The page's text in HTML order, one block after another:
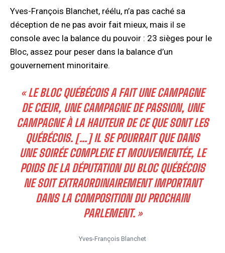
Yves-François Blanchet, réélu, n’a pas caché sa
déception de ne pas avoir fait mieux, mais il se
console avec la balance du pouvoir : 23 sièges pour le
Bloc, assez pour peser dans la balance d’un
gouvernement minoritaire.
« LE BLOC QUÉBÉCOIS A FAIT UNE CAMPAGNE
DE CŒUR, UNE CAMPAGNE DE PASSION, UNE
CAMPAGNE À LA HAUTEUR DE CE QUE SONT LES
QUÉBÉCOIS. […] IL SE POURRAIT QUE DANS
UNE SOIRÉE COMPLEXE ET MOUVEMENTÉE, LE
POIDS DE LA DÉPUTATION DU BLOC QUÉBÉCOIS
NE SOIT EXTRAORDINAIREMENT IMPORTANT
DANS LA COMPOSITION DU PROCHAIN
PARLEMENT. »
Yves-François Blanchet